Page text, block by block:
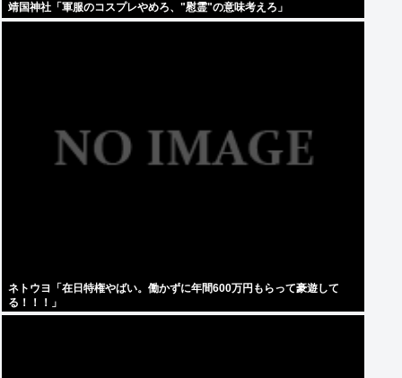
靖国神社「軍服のコスプレやめろ、"慰霊"の意味考えろ」
ネトウヨ「在日特権やばい。働かずに年間600万円もらって豪遊して
る！！！」